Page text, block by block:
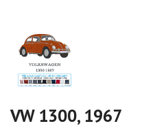
VW 1300, 1967